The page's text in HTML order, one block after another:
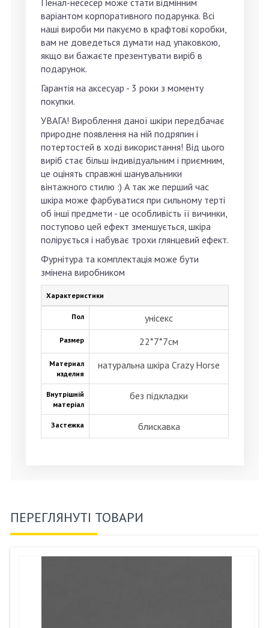
Пенал-несесер може стати відмінним
варіантом корпоративного подарунка. Всі
наші вироби ми пакуємо в крафтові коробки,
вам не доведеться думати над упаковкою,
якщо ви бажаєте презентувати виріб в
подарунок.
Гарантія на аксесуар - 3 роки з моменту
покупки.
УВАГА! Вироблення даної шкіри передбачає
природне появлення на ній подряпин і
потертостей в ході використання! Від цього
виріб стає більш індивідуальним і приємним,
це оцінять справжні шанувальники
вінтажного стилю :) А так же перший час
шкіра може фарбуватися при сильному терті
об інші предмети - це особливість її вичинки,
поступово цей ефект зменшується, шкіра
полірується і набуває трохи глянцевий ефект.
Фурнітура та комплектація може бути
змінена виробником
Характеристики
Пол унісекс
Размер 22*7*7см
Материал
изделия
натуральна шкіра Crazy Horse
Внутрішній
матеріал
без підкладки
Застежка блискавка
ПЕРЕГЛЯНУТІ ТОВАРИ